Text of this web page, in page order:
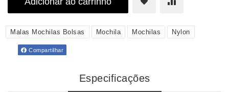
Malas Mochilas Bolsas Mochila Mochilas Nylon
Compartilhar
Especificações